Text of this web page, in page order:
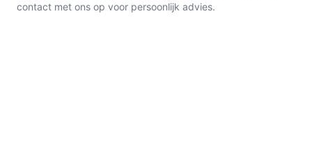
contact met ons op voor persoonlijk advies.